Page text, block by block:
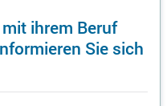
ihrem Beruf
Sie sich